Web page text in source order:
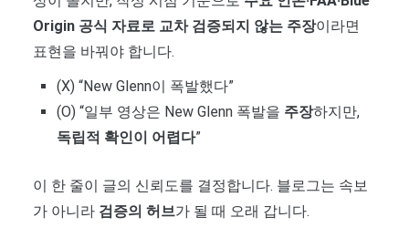
Origin 공식 자료로 교차 검증되지 않는 주장이라면
표현을 바꿔야 합니다.
(X) “New Glenn이 폭발했다”
(O) “일부 영상은 New Glenn 폭발을 주장하지만,
독립적 확인이 어렵다”
이 한 줄이 글의 신뢰도를 결정합니다. 블로그는 속보
가 아니라 검증의 허브가 될 때 오래 갑니다.